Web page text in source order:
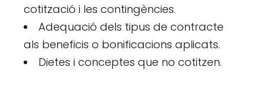
cotització i les contingències.
Adequació dels tipus de contracte
als beneficis o bonificacions aplicats.
Dietes i conceptes que no cotitzen.